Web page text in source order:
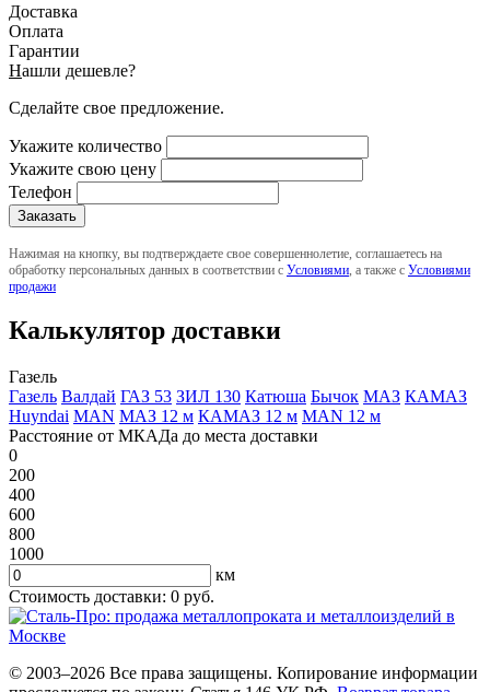
Доставка
Оплата
Гарантии
Нашли дешевле?
Сделайте свое предложение.
Укажите количество
Укажите свою цену
Телефон
Нажимая на кнопку, вы подтверждаете свое совершеннолетие, соглашаетесь на
обработку персональных данных в соответствии с Условиями , а также с Условиями
продажи
Калькулятор доставки
Газель
Газель Валдай ГАЗ 53 ЗИЛ 130 Катюша Бычок МАЗ КАМАЗ
Huyndai MAN МАЗ 12 м КАМАЗ 12 м MAN 12 м
Расстояние от МКАДа до места доставки
0
200
400
600
800
1000
км
Стоимость доставки: 0 руб.
© 2003–2026 Все права защищены. Копирование информации